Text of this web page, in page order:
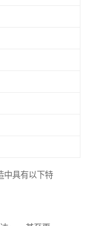
中具有以下特